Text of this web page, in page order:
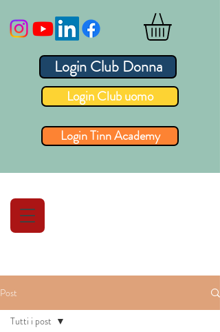
Login Club Donna
Login Club uomo
Login Tinn Academy
Post
Tutti i post